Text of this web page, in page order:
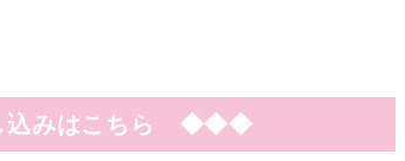
し込みはこちら ◆◆◆